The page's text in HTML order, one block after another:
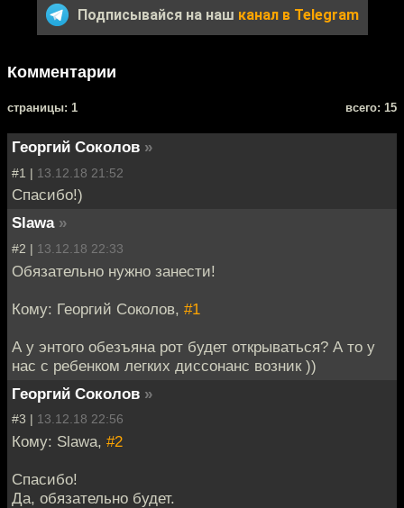
Подписывайся на наш канал в Telegram
Комментарии
cтраницы: 1 всего: 15
Георгий Соколов »
#1 | 13.12.18 21:52
Спасибо!)
Slawa »
#2 | 13.12.18 22:33
Обязательно нужно занести!
Кому: Георгий Соколов, #1
А у энтого обезъяна рот будет открываться? А то у
нас с ребенком легких диссонанс возник ))
Георгий Соколов »
#3 | 13.12.18 22:56
Кому: Slawa, #2
Спасибо!
Да, обязательно будет.